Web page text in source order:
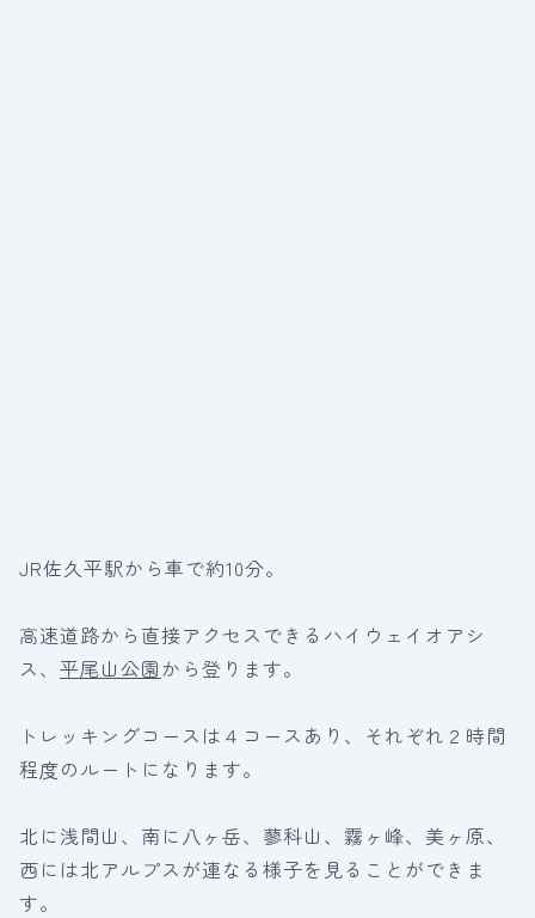
JR佐久平駅から車で約10分。
高速道路から直接アクセスできるハイウェイオアシ
ス、 平尾山公園から登ります。
トレッキングコースは４コースあり、それぞれ２時間
程度のルートになります。
北に浅間山、南に八ヶ岳、蓼科山、霧ヶ峰、美ヶ原、
西には北アルプスが連なる様子を見ることができま
す。